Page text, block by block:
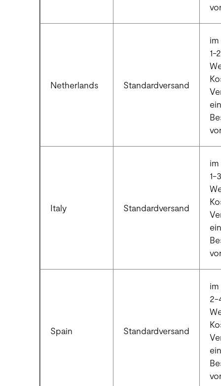
Netherlands Standardversand
1-2
Italy Standardversand
1-3
Spain Standardversand
2-